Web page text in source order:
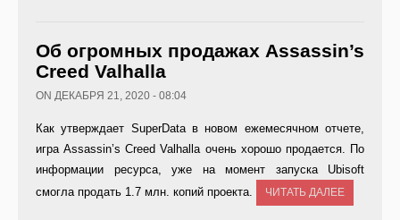
Об огромных продажах Assassin’s
Creed Valhalla
ON ДЕКАБРЯ 21, 2020 - 08:04
Как утверждает SuperData в новом ежемесячном отчете,
игра Assassin’s Creed Valhalla очень хорошо продается. По
информации ресурса, уже на момент запуска Ubisoft
смогла продать 1.7 млн. копий проекта.
ЧИТАТЬ ДАЛЕЕ